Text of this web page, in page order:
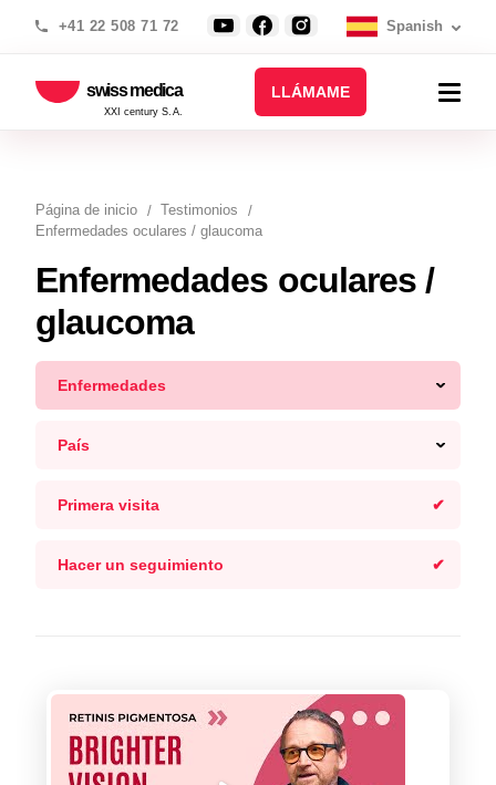
+41 22 508 71 72 Spanish
swiss medica
XXI century S.A.
LLÁMAME
Página de inicio
Testimonios
Enfermedades oculares / glaucoma
Enfermedades oculares /
glaucoma
Enfermedades
País
Primera visita
Hacer un seguimiento